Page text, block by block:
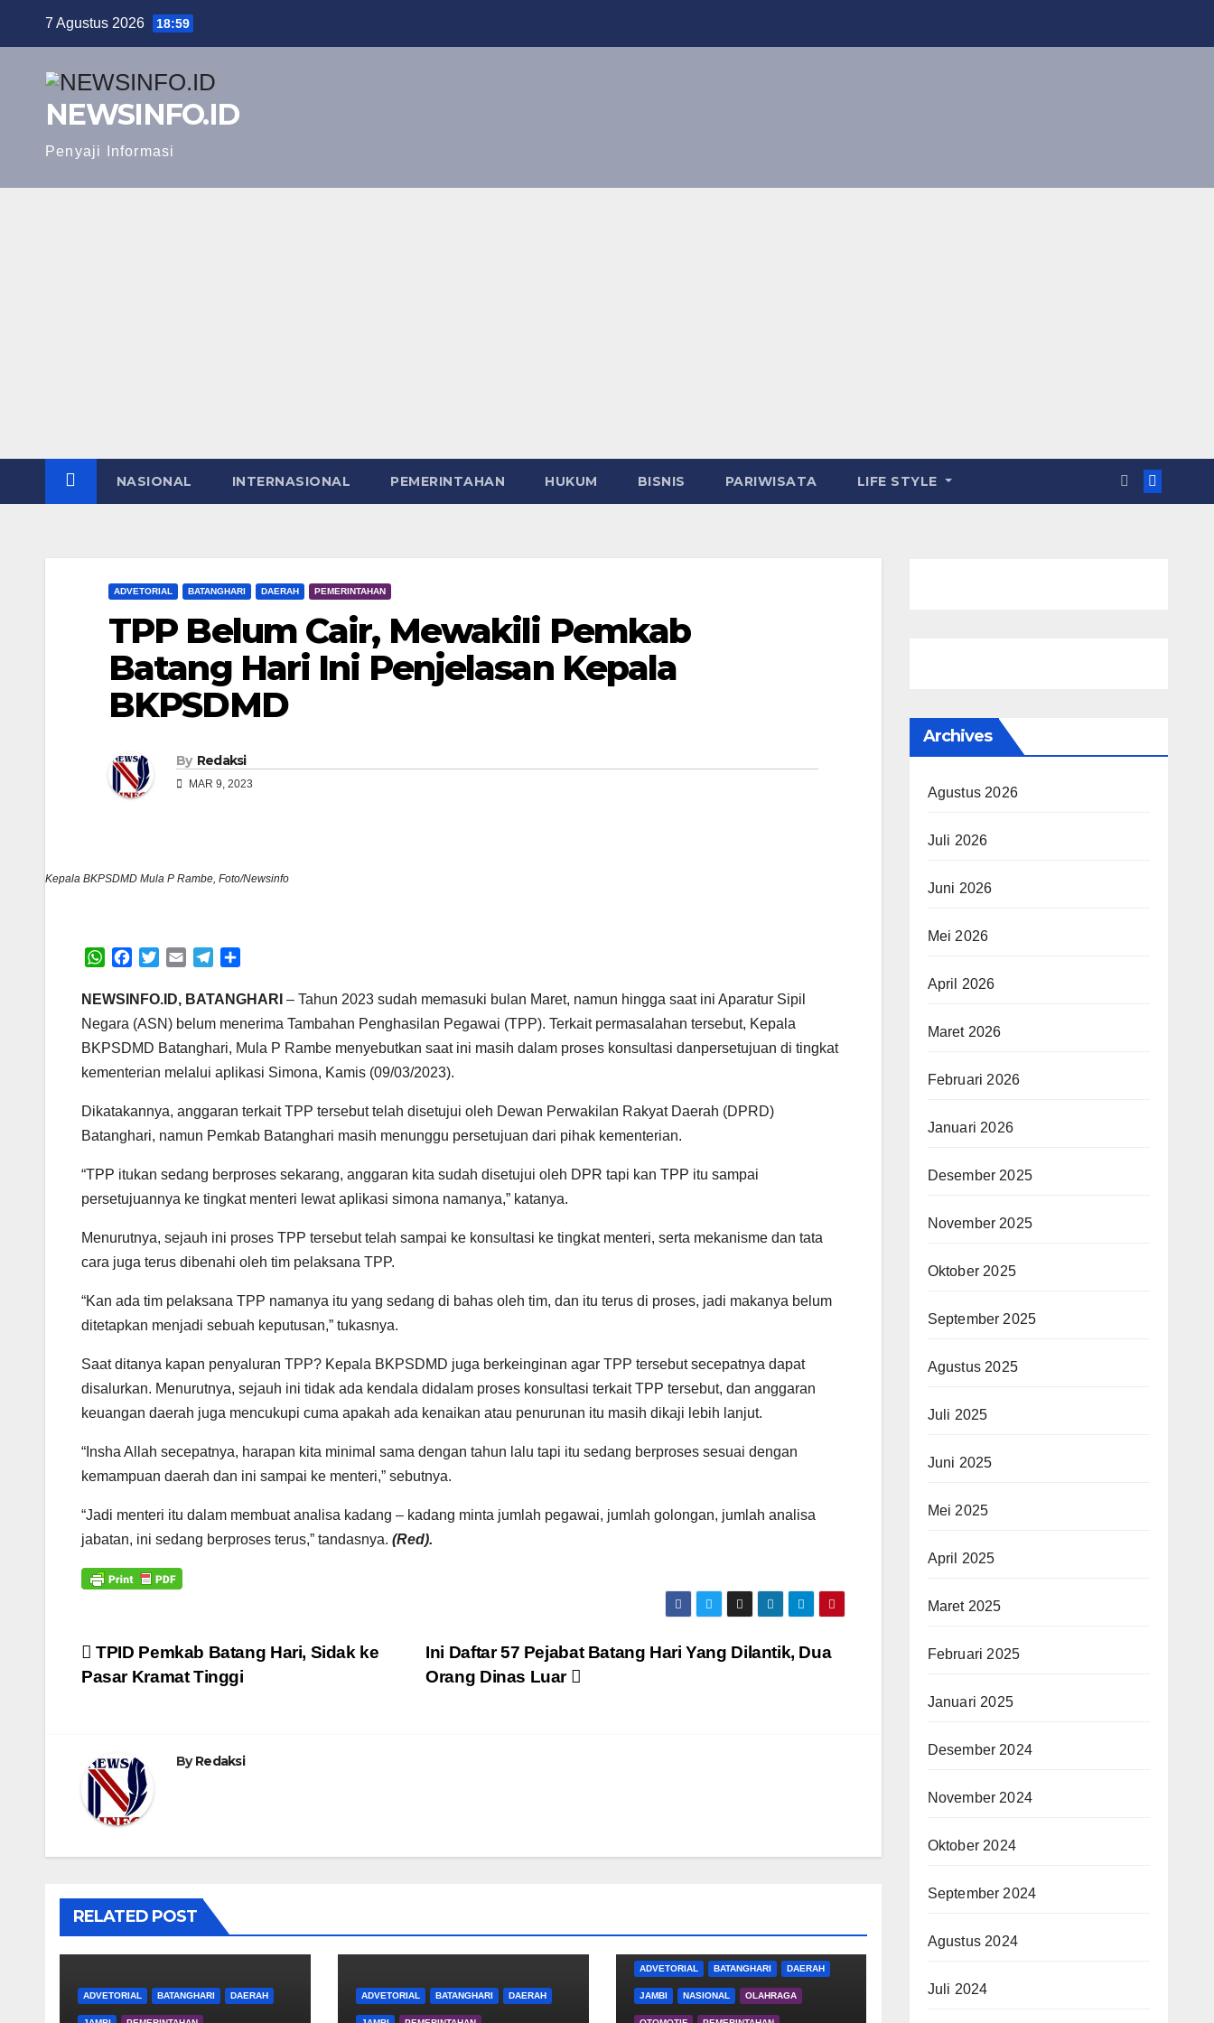
7 Agustus 2026 18:59
NEWSINFO.ID
Penyaji Informasi
NASIONAL INTERNASIONAL PEMERINTAHAN HUKUM BISNIS PARIWISATA LIFE STYLE
ADVETORIAL BATANGHARI DAERAH PEMERINTAHAN
TPP Belum Cair, Mewakili Pemkab
Batang Hari Ini Penjelasan Kepala
BKPSDMD
By Redaksi
MAR 9, 2023
Kepala BKPSDMD Mula P Rambe, Foto/Newsinfo
W
a
s
A
p
c
e
b
o
o
i
t
e
r
a
l
r
a
a
NEWSINFO.ID, BATANGHARI – Tahun 2023 sudah memasuki bulan Maret, namun hingga saat ini Aparatur Sipil
Negara (ASN) belum menerima Tambahan Penghasilan Pegawai (TPP). Terkait permasalahan tersebut, Kepala
BKPSDMD Batanghari, Mula P Rambe menyebutkan saat ini masih dalam proses konsultasi danpersetujuan di tingkat
kementerian melalui aplikasi Simona, Kamis (09/03/2023).
Dikatakannya, anggaran terkait TPP tersebut telah disetujui oleh Dewan Perwakilan Rakyat Daerah (DPRD)
Batanghari, namun Pemkab Batanghari masih menunggu persetujuan dari pihak kementerian.
“TPP itukan sedang berproses sekarang, anggaran kita sudah disetujui oleh DPR tapi kan TPP itu sampai
persetujuannya ke tingkat menteri lewat aplikasi simona namanya,” katanya.
Menurutnya, sejauh ini proses TPP tersebut telah sampai ke konsultasi ke tingkat menteri, serta mekanisme dan tata
cara juga terus dibenahi oleh tim pelaksana TPP.
“Kan ada tim pelaksana TPP namanya itu yang sedang di bahas oleh tim, dan itu terus di proses, jadi makanya belum
ditetapkan menjadi sebuah keputusan,” tukasnya.
Saat ditanya kapan penyaluran TPP? Kepala BKPSDMD juga berkeinginan agar TPP tersebut secepatnya dapat
disalurkan. Menurutnya, sejauh ini tidak ada kendala didalam proses konsultasi terkait TPP tersebut, dan anggaran
keuangan daerah juga mencukupi cuma apakah ada kenaikan atau penurunan itu masih dikaji lebih lanjut.
“Insha Allah secepatnya, harapan kita minimal sama dengan tahun lalu tapi itu sedang berproses sesuai dengan
kemampuan daerah dan ini sampai ke menteri,” sebutnya.
“Jadi menteri itu dalam membuat analisa kadang – kadang minta jumlah pegawai, jumlah golongan, jumlah analisa
jabatan, ini sedang berproses terus,” tandasnya. (Red).
Navigasi
Ini Daftar 57 Pejabat Batang Hari Yang Dilantik, Dua
Orang Dinas Luar
TPID Pemkab Batang Hari, Sidak ke
Pasar Kramat Tinggi
ByRedaksi
RELATED POST
ADVETORIAL BATANGHARI DAERAH ADVETORIAL BATANGHARI DAERAH
ADVETORIAL BATANGHARI DAERAH
JAMBI NASIONAL OLAHRAGA
Archives
Agustus 2026
Juli 2026
Juni 2026
Mei 2026
April 2026
Maret 2026
Februari 2026
Januari 2026
Desember 2025
November 2025
Oktober 2025
September 2025
Agustus 2025
Juli 2025
Juni 2025
Mei 2025
April 2025
Maret 2025
Februari 2025
Januari 2025
Desember 2024
November 2024
Oktober 2024
September 2024
Agustus 2024
Juli 2024